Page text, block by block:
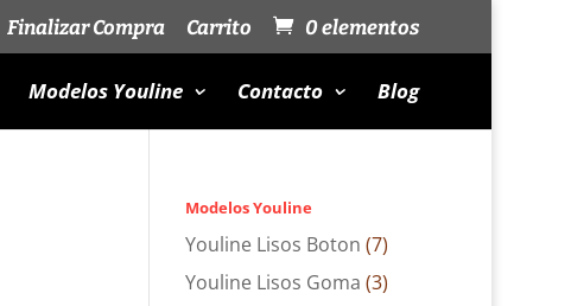
Finalizar Compra Carrito 0 elementos
Modelos Youline Contacto Blog
Modelos Youline
Youline Lisos Boton (7)
Youline Lisos Goma (3)